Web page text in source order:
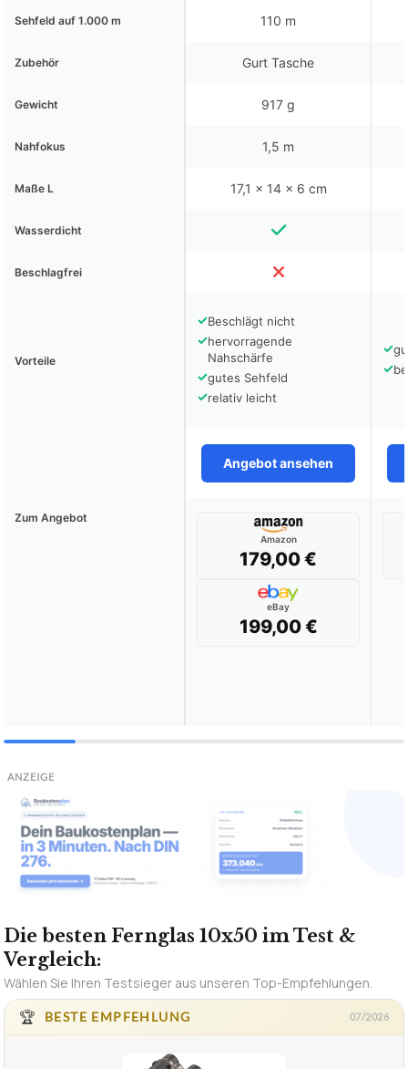
Sehfeld auf 1.000 m 110 m
Zubehör Gurt Tasche
Gewicht 917 g
Nahfokus 1,5 m
Maße L 17,1 x 14 x 6 cm
Wasserdicht
Beschlagfrei
Vorteile
✓Beschlägt nicht
✓hervorragende
Nahschärfe
✓gutes Sehfeld
✓relativ leicht
✓
✓
Angebot ansehen
Zum Angebot
Amazon
179,00 €
eBay
199,00 €
ANZEIGE
Die besten Fernglas 10x50 im Test &
Vergleich:
Wählen Sie Ihren Testsieger aus unseren Top-Empfehlungen.
🏆
BESTE EMPFEHLUNG 07/2026